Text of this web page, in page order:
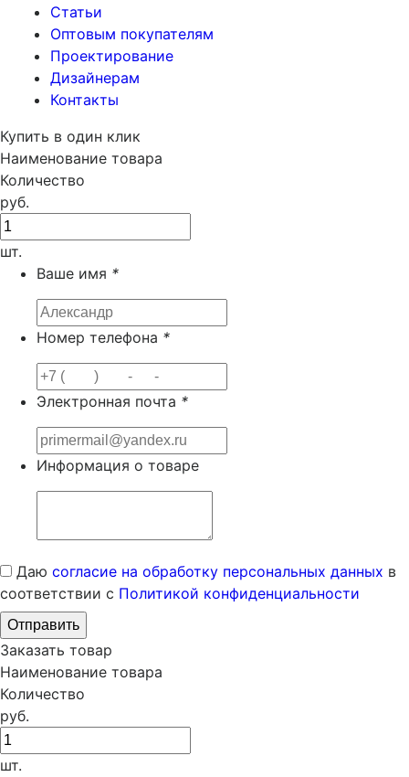
Статьи
Оптовым покупателям
Проектирование
Дизайнерам
Контакты
Купить в один клик
Наименование товара
Количество
руб.
шт.
Ваше имя *
Номер телефона *
Электронная почта *
Информация о товаре
Даю согласие на обработку персональных данных в
соответствии с Политикой конфиденциальности
Заказать товар
Наименование товара
Количество
руб.
шт.